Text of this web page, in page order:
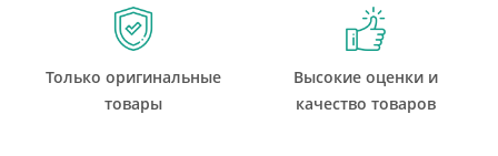
Только оригинальные
товары
Высокие оценки и
качество товаров